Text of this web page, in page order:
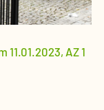
11.01.2023, AZ 1